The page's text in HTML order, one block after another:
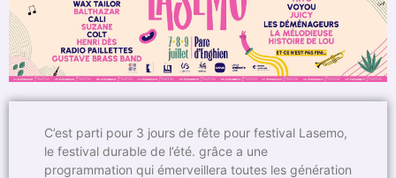
C’est parti pour 3 jours de fête pour festival Lasemo,
le festival durable de l’été. grâce a une
programmation qui émerveillera toutes les génération